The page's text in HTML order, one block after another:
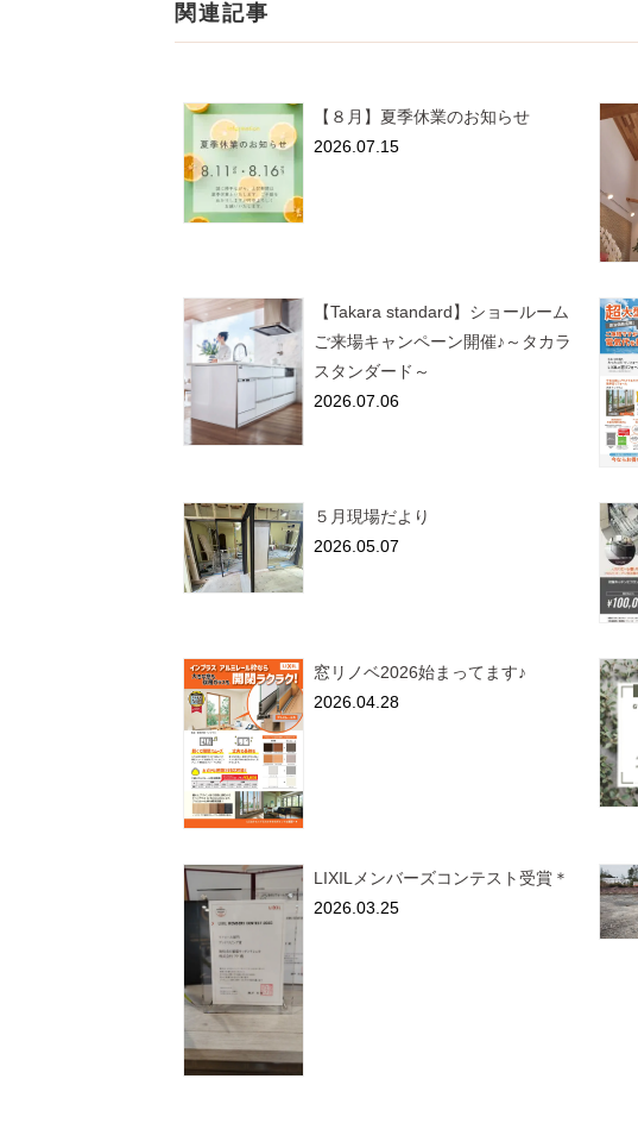
関連記事
【８月】夏季休業のお知らせ
2026.07.15
【Takara standard】ショールーム
ご来場キャンペーン開催♪～タカラ
スタンダード～
2026.07.06
５月現場だより
2026.05.07
窓リノベ2026始まってます♪
2026.04.28
LIXILメンバーズコンテスト受賞＊
2026.03.25